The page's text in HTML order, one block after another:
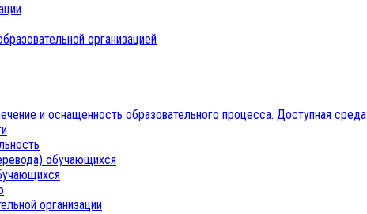
организацией
и оснащенность образовательного процесса. Доступная среда
обучающихся
организации